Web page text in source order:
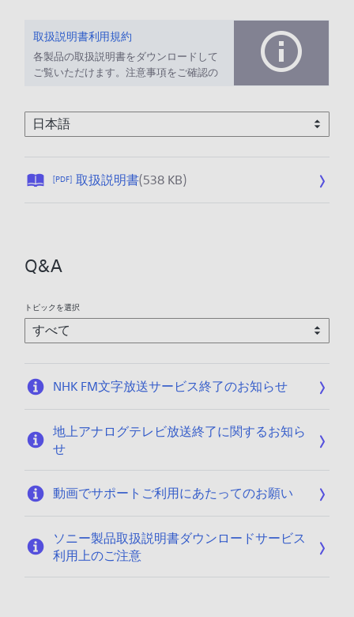
取扱説明書利用規約
各製品の取扱説明書をダウンロードして
ご覧いただけます。注意事項をご確認の
[PDF] 取扱説明書(538 KB)公
/
1
5
Q&A
トピックを選択
NHK FM文字放送サービス終了のお知らせ
地上アナログテレビ放送終了に関するお知ら
せ
動画でサポートご利用にあたってのお願い
ソニー製品取扱説明書ダウンロードサービス
利用上のご注意